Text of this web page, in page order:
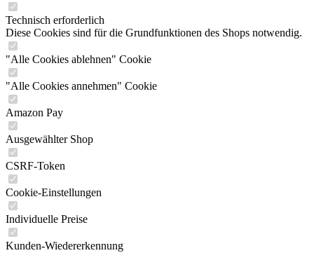
Technisch erforderlich
Diese Cookies sind für die Grundfunktionen des Shops notwendig.
"Alle Cookies ablehnen" Cookie
"Alle Cookies annehmen" Cookie
Amazon Pay
Ausgewählter Shop
CSRF-Token
Cookie-Einstellungen
Individuelle Preise
Kunden-Wiedererkennung